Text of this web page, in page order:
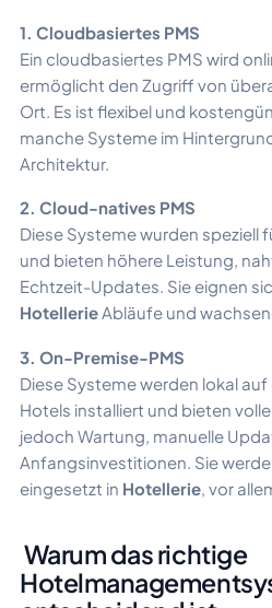
1. Cloudbasiertes PMS
Ein cloudbasiertes PMS wird
ermöglicht den Zugriff von
Ort. Es ist flexibel und
manche Systeme im
Architektur.
2. Cloud-natives PMS
Diese Systeme wurden speziell
und bieten höhere Leistung,
Echtzeit-Updates. Sie eignen
HotellerieAbläufe und
3. On-Premise-PMS
Diese Systeme werden lokal
Hotels installiert und bieten
jedoch Wartung, manuelle
Anfangsinvestitionen. Sie
eingesetzt in Hotellerie , vor
Warum das richtige